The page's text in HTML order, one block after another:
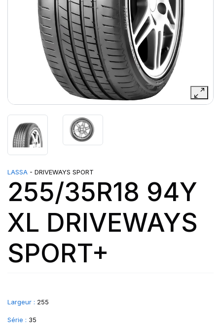
LASSA - DRIVEWAYS SPORT
255/35R18 94Y
XL DRIVEWAYS
SPORT+
Largeur : 255
Série : 35